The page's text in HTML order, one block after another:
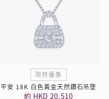
限時優惠
平安 18K 白色黃金天然鑽石吊墜
約 HKD 20,510